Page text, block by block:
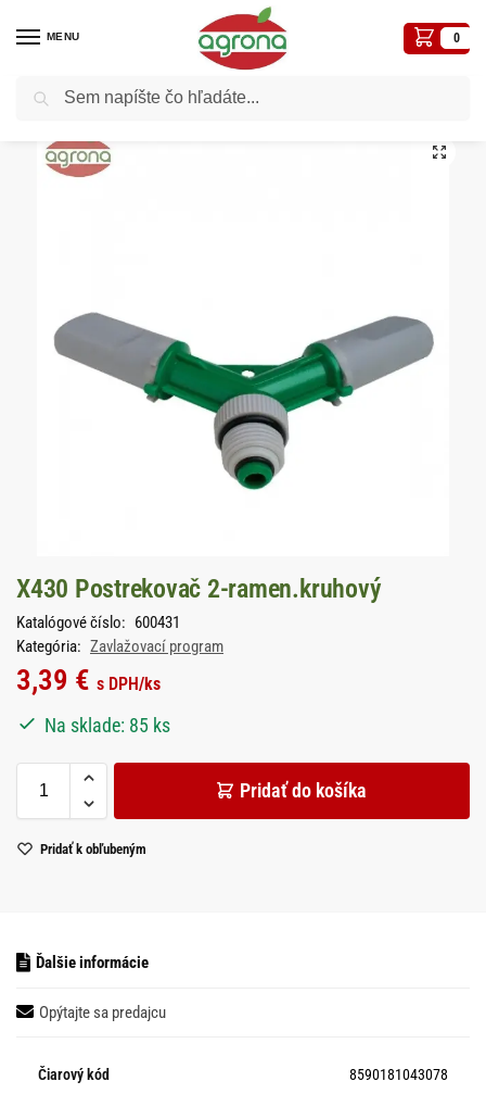
MENU 0
Domov Zavlažovací program / X430 Postrekovač 2-ramen.kruhový
X430 Postrekovač 2-ramen.kruhový
Katalógové číslo: 600431
Kategória: Zavlažovací program
3,39 € s DPH/ks
Na sklade: 85 ks
Pridať do košíka
Pridať k obľubeným
Ďalšie informácie
Opýtajte sa predajcu
Čiarový kód 8590181043078